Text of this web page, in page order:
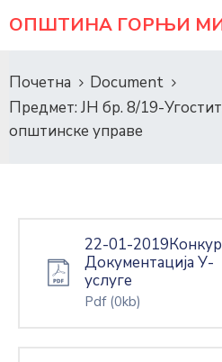
ОПШТИНА ГОРЊИ
Почетна
Document
Предмет: ЈН бр. 8/19-
општинске управе
22-01-
Документација У-
услуге
Pdf (0kb)